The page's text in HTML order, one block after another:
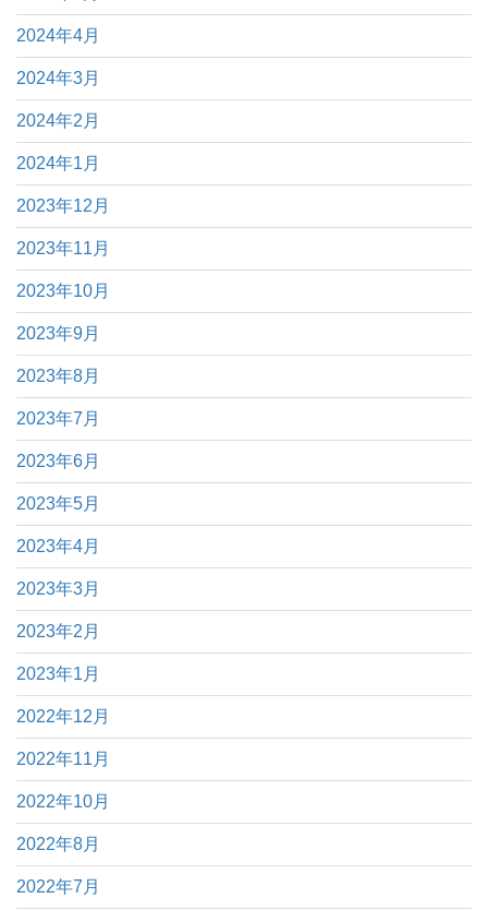
2024年4月
2024年3月
2024年2月
2024年1月
2023年12月
2023年11月
2023年10月
2023年9月
2023年8月
2023年7月
2023年6月
2023年5月
2023年4月
2023年3月
2023年2月
2023年1月
2022年12月
2022年11月
2022年10月
2022年8月
2022年7月